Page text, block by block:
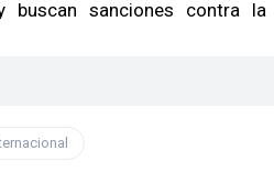
buscan sanciones contra la